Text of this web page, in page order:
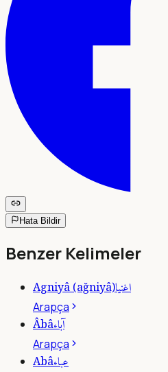
Hata Bildir
Benzer Kelimeler
Agniyâ (ağniyâ)اغنيا
Arapça
Âbâآباء
Arapça
Abâعباء